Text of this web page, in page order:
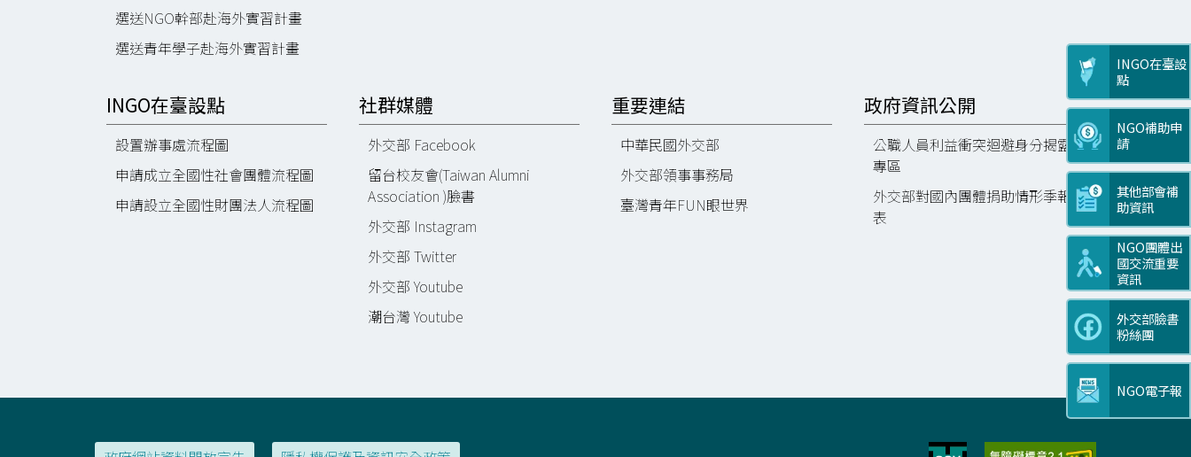
INGO在臺設
點
NGO補助申
請
其他部會補
助資訊
NGO團體出
國交流重要
資訊
外交部臉書
粉絲團
NGO電子報
選送NGO幹部赴海外實習計畫
選送青年學子赴海外實習計畫
INGO在臺設點
設置辦事處流程圖
申請成立全國性社會團體流程圖
申請設立全國性財團法人流程圖
社群媒體
外交部 Facebook
留台校友會(Taiwan Alumni
Association )臉書
外交部 Instagram
外交部 Twitter
外交部 Youtube
潮台灣 Youtube
重要連結
中華民國外交部
外交部領事事務局
臺灣青年FUN眼世界
政府資訊公開
公職人員利益衝突迴避身分揭露
專區
外交部對國內團體捐助情形季報
表